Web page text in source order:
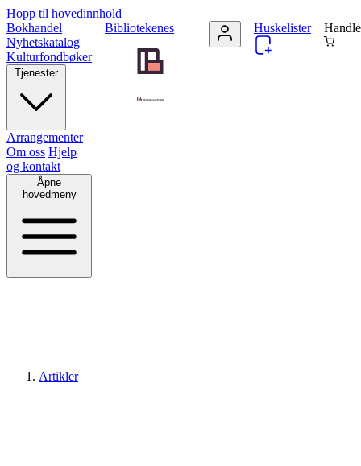
Hopp til hovedinnhold
Bibliotekenes
Bokhandel
Nyhetskatalog
Kulturfondbøker
Tjenester
Arrangementer
Om oss Hjelp
og kontakt
Åpne
hovedmeny
Huskelister
Artikler